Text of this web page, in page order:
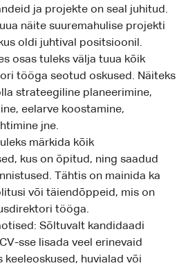
ja projekte on seal juhitud.
näite suuremahulise projekti
oldi juhtival positsioonil.
osas tuleks välja tuua kõik
tööga seotud oskused. Näiteks
strateegiline planeerimine,
eelarve koostamine,
jne.
märkida kõik
kus on õpitud, ning saadud
Tähtis on mainida ka
või täiendõppeid, mis on
tööga.
Sõltuvalt kandidaadi
sse lisada veel erinevaid
keeleoskused, huvialad või